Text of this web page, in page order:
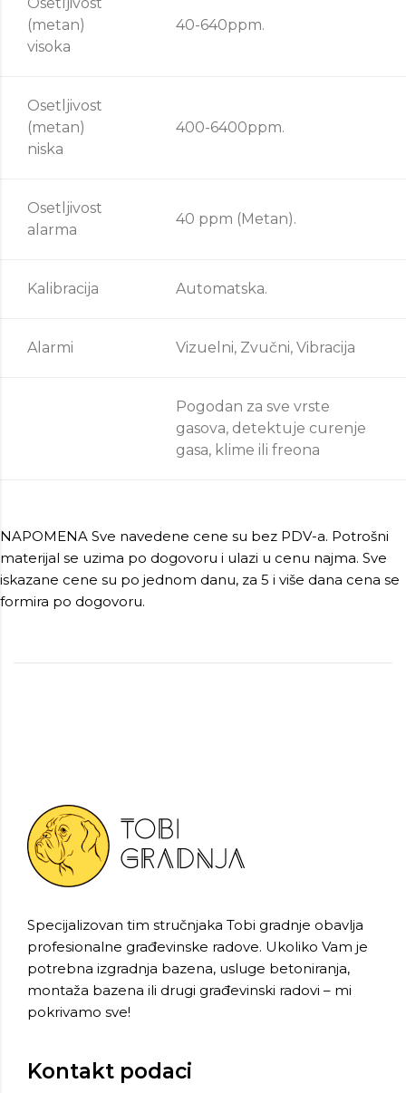
(metan)
visoka
40-640ppm.
Osetljivost
(metan)
niska
400-6400ppm.
Osetljivost
alarma
40 ppm (Metan).
Kalibracija Automatska.
Alarmi Vizuelni, Zvučni, Vibracija
Pogodan za sve vrste
gasova, detektuje curenje
gasa, klime ili freona
NAPOMENA Sve navedene cene su bez PDV-a. Potrošni
materijal se uzima po dogovoru i ulazi u cenu najma. Sve
iskazane cene su po jednom danu, za 5 i više dana cena se
formira po dogovoru.
Specijalizovan tim stručnjaka Tobi gradnje obavlja
profesionalne građevinske radove. Ukoliko Vam je
potrebna izgradnja bazena, usluge betoniranja,
montaža bazena ili drugi građevinski radovi – mi
pokrivamo sve!
Kontakt podaci